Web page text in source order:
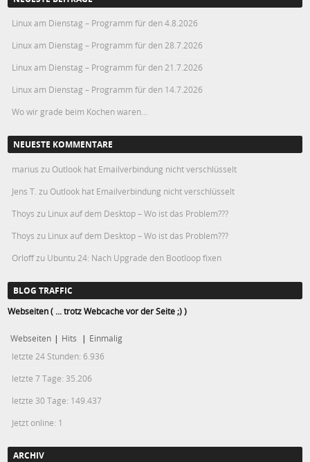
Linux am Dienstag – Programm für den 4.8.2026
Linux am Dienstag – Programm für den 28.7.2026
Linux am Dienstag – Programm für den 21.7.2026
Linux am Dienstag – Programm für den 14.7.2026
Wo wir grade beim Kochen waren…
NEUESTE KOMMENTARE
marius zu Outlook hat Emailverbindung nicht verschlüsselt
Jens T. zu Outlook hat Emailverbindung nicht verschlüsselt
Thoys zu Linux auf dem Desktop – Wo ist das Problem???
Thoys zu Linux auf dem Desktop – Wo ist das Problem???
Orloffzu Ubuntu 24: Nach Upgrade den Bootloop fixen
BLOG TRAFFIC
Webseiten ( ... trotz Webcache vor der Seite ;) )
Webseiten | Hits | Einmalig
letzte 24 Stunden:6.936
letzte 7 Tage: 35.206
letzte 30 Tage: 149.437
Jetzt online: 1
ARCHIV